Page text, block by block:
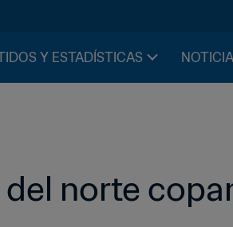
Y ESTADÍSTICAS
norte